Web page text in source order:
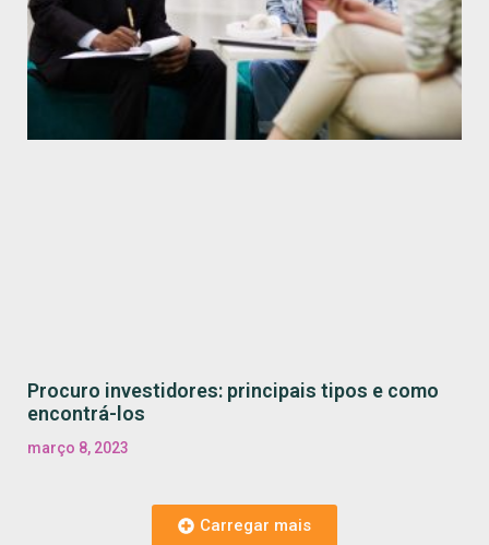
Procuro investidores: principais tipos e como
encontrá-los
março 8, 2023
Carregar mais